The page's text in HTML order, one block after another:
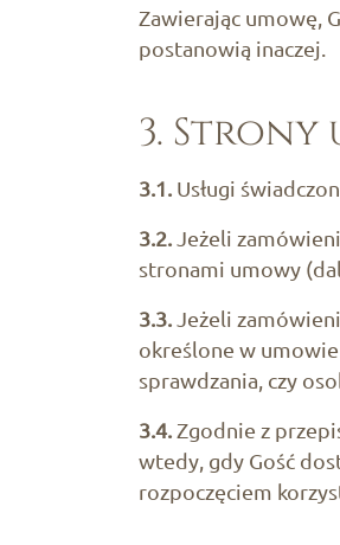
Zawierając umowę,
postanowią inaczej.
3. Strony
3.1. Usługi
3.2. Jeżeli
stronami umowy
3.3. Jeżeli
określone w
sprawdzania, czy
3.4. Zgodnie z
wtedy, gdy Gość
rozpoczęciem